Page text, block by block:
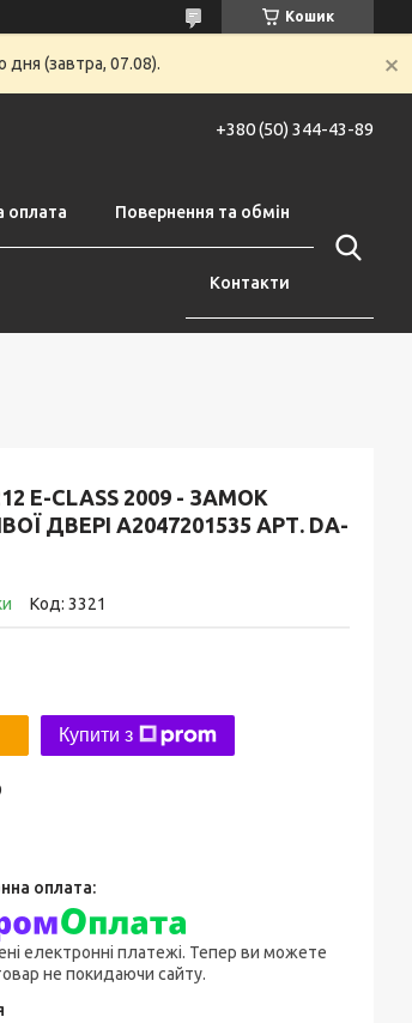
Кошик
дня (завтра, 07.08).
+380 (50) 344-43-89
оплата Повернення та обмін
Контакти
E-CLASS 2009 - ЗАМОК
ДВЕРІ A2047201535 АРТ. DA-
Код: 3321
Купити з
електронні платежі. Тепер ви можете
не покидаючи сайту.